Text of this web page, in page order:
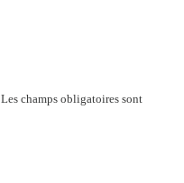
Les champs obligatoires sont